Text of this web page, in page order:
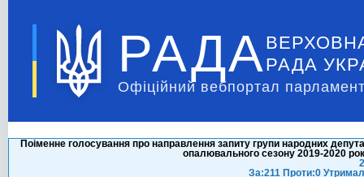
РАДА РАДА
Офіційний вебпортал
Поіменне голосування про направлення запиту групи народних
опалювального сезону 2019-2020
За:211 Проти:0